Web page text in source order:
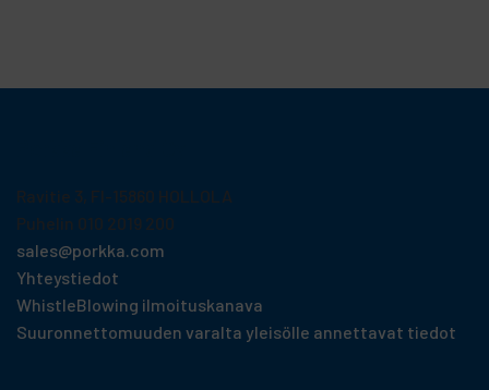
Ravitie 3, FI-15860 HOLLOLA
Puhelin 010 2019 200
sales@porkka.com
Yhteystiedot
WhistleBlowing ilmoituskanava
Suuronnettomuuden varalta yleisölle annettavat tiedot